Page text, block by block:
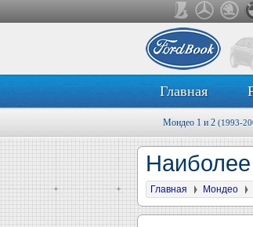
Главная
Мондео 1 и 2 (1993-
Наиболее
Главная Мондео